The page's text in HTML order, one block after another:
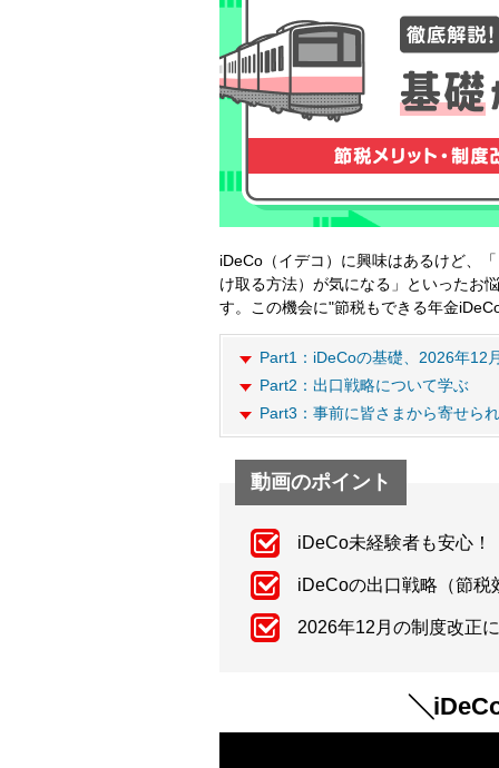
iDeCo（イデコ）に興味はあるけど、
け取る方法）が気になる」といったお
す。この機会に"節税もできる年金
Part1：iDeCoの基礎、2026年12
Part2：出口戦略について学ぶ
Part3：事前に皆さまから寄せら
動画のポイント
iDeCo未経験者も安心！
iDeCoの出口戦略（節税
2026年12月の制度改正